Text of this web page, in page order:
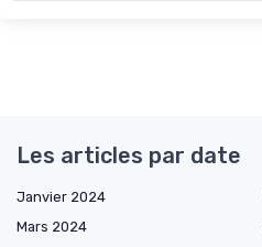
Les articles par date
Janvier 2024
Mars 2024